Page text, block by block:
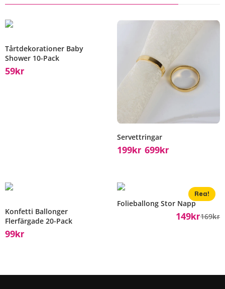
Tårtdekorationer Baby
Shower 10-Pack
59Kr
Servettringar
199Kr 699Kr
Konfetti Ballonger
Flerfärgade 20-Pack
99Kr
Rea!
Folieballong Stor Napp
169Kr
149Kr